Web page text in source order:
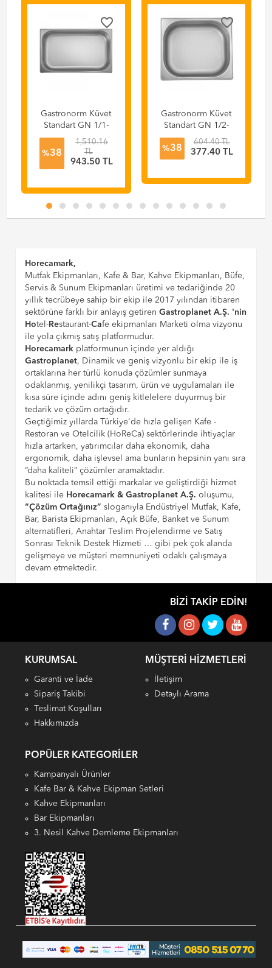
favorite_border
Gastronorm Küvet
Standart GN 1/1-
150 , 53x32,5x15
%38
1,510.16
TL
943.50 TL
favorite_border
Gastronorm Küvet
Standart GN 1/2-
65 , 32,5x26,5x6,5
cm
%38
604.40 TL
377.40 TL
Horecamark,
Mutfak Ekipmanları, Kafe & Bar, Kahve Ekipmanları, Büfe,
Servis & Sunum Ekipmanları üretimi ve tedariğinde 20
yıllık tecrübeye sahip bir ekip ile 2017 yılından itibaren
sektörüne farklı bir anlayış getirenGastroplanet A.Ş. 'nin
Hotel-Restaurant-Cafe ekipmanları Marketi olma vizyonu
ile yola çıkmış satış platformudur.
Horecamark platformunun içinde yer aldığı
Gastroplanet, Dinamik ve geniş vizyonlu bir ekip ile iş
ortaklarına her türlü konuda çözümler sunmaya
odaklanmış, yenilikçi tasarım, ürün ve uygulamaları ile
kısa süre içinde adını geniş kitlelelere duyurmuş bir
tedarik ve çözüm ortağıdır.
Geçtiğimiz yıllarda Türkiye'de hızla gelişen Kafe -
Restoran ve Otelcilik (HoReCa) sektörlerinde ihtiyaçlar
hızla artarken, yatırımcılar daha ekonomik, daha
ergonomik, daha işlevsel ama bunların hepsinin yanı sıra
“daha kaliteli” çözümler aramaktadır.
Bu noktada temsil ettiği markalar ve geliştirdiği hizmet
kalitesi ile Horecamark & Gastroplanet A.Ş. oluşumu,
“Çözüm Ortağınız” sloganıyla Endüstriyel Mutfak, Kafe,
Bar, Barista Ekipmanları, Açık Büfe, Banket ve Sunum
alternatifleri, Anahtar Teslim Projelendirme ve Satış
Sonrası Teknik Destek Hizmeti … gibi pek çok alanda
gelişmeye ve müşteri memnuniyeti odaklı çalışmaya
devam etmektedir.
BIZI TAKIP EDIN!
KURUMSAL
Garanti ve İade
Sipariş Takibi
Teslimat Koşulları
Hakkımızda
MÜŞTERI HIZMETLERI
İletişim
Detaylı Arama
POPÜLER KATEGORILER
Kampanyalı Ürünler
Kafe Bar & Kahve Ekipman Setleri
Kahve Ekipmanları
Bar Ekipmanları
3. Nesil Kahve Demleme Ekipmanları